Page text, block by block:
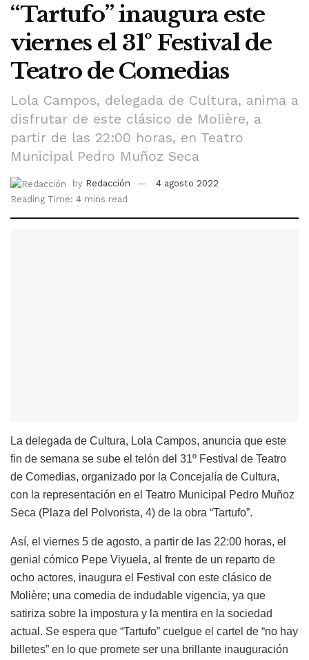
“Tartufo” inaugura este
viernes el 31º Festival de
Teatro de Comedias
Lola Campos, delegada de Cultura, anima a
disfrutar de este clásico de Molière, a
partir de las 22:00 horas, en Teatro
Municipal Pedro Muñoz Seca
by Redacción
4 agosto 2022
Reading Time: 4 mins read
La delegada de Cultura, Lola Campos, anuncia que este
fin de semana se sube el telón del 31º Festival de Teatro
de Comedias, organizado por la Concejalía de Cultura,
con la representación en el Teatro Municipal Pedro Muñoz
Seca (Plaza del Polvorista, 4) de la obra “Tartufo”.
Así, el viernes 5 de agosto, a partir de las 22:00 horas, el
genial cómico Pepe Viyuela, al frente de un reparto de
ocho actores, inaugura el Festival con este clásico de
Molière; una comedia de indudable vigencia, ya que
satiriza sobre la impostura y la mentira en la sociedad
actual. Se espera que “Tartufo” cuelgue el cartel de “no hay
billetes” en lo que promete ser una brillante inauguración